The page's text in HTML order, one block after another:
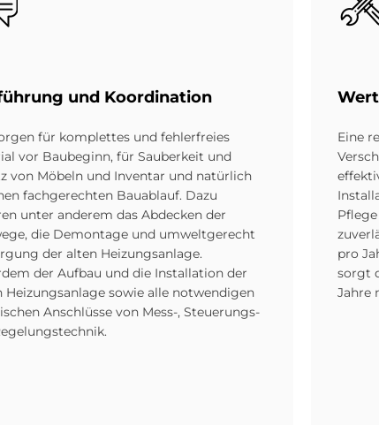
und Ko­or­di­na­ti­on
für komplettes und fehlerfreies
vor Baubeginn, für Sauberkeit und
von Möbeln und Inventar und natürlich
fachgerechten Bauablauf. Dazu
unter anderem das Abdecken der
die Demontage und umweltgerecht
der alten Heizungsanlage.
der Aufbau und die Installation der
Heizungsanlage sowie alle notwendigen
Anschlüsse von Mess-, Steuerungs-
Eine
pro
sorgt
Jahre